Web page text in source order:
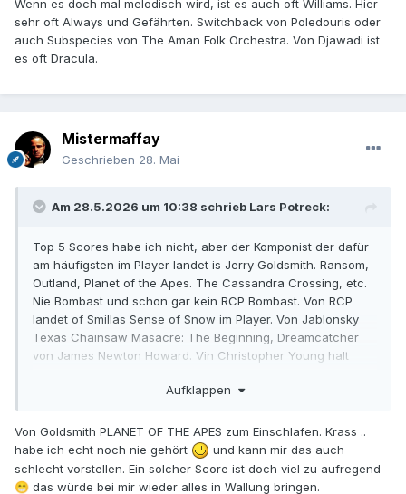
Wenn es doch mal melodisch wird, ist es auch oft Williams. Hier
sehr oft Always und Gefährten. Switchback von Poledouris oder
auch Subspecies von The Aman Folk Orchestra. Von Djawadi ist
es oft Dracula.
Mistermaffay
Geschrieben 28. Mai
Am 28.5.2026 um 10:38 schrieb Lars Potreck:
Top 5 Scores habe ich nicht, aber der Komponist der dafür
am häufigsten im Player landet is Jerry Goldsmith. Ransom,
Outland, Planet of the Apes. The Cassandra Crossing, etc.
Nie Bombast und schon gar kein RCP Bombast. Von RCP
landet of Smillas Sense of Snow im Player. Von Jablonsky
Texas Chainsaw Masacre: The Beginning, Dreamcatcher
von James Newton Howard. Vin Christopher Young halt
Report und War of the Worlds. Wenn es doch mal melodisch
Gefährten. Switchback von Poledouris oder auch
Subspecies von The Aman Folk Orchestra. Von Djawadi ist
es oft Dracula.
Aufklappen
Von Goldsmith PLANET OF THE APES zum Einschlafen. Krass ..
habe ich echt noch nie gehört
und kann mir das auch
schlecht vorstellen. Ein solcher Score ist doch viel zu aufregend
😁 das würde bei mir wieder alles in Wallung bringen.